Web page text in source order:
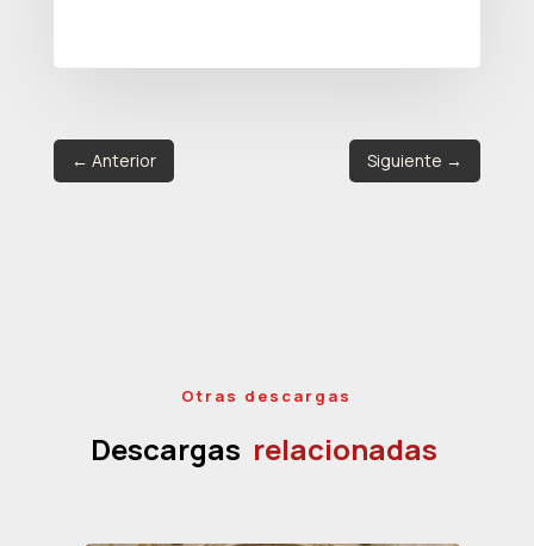
← Anterior Siguiente →
Otras descargas
Descargas relacionadas